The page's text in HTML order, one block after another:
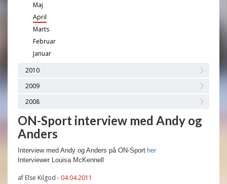
Maj
April
Marts
Februar
Januar
2010
2009
2008
ON-Sport interview med Andy og
Anders
Interview med Andy og Anders på ON-Sport her
Interviewer Louisa McKennell
af Else Kilgod - 04.04.2011